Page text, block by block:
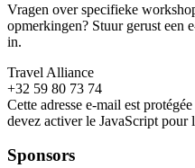
Vragen over specifieke
opmerkingen? Stuur gerust een
in.
Travel Alliance
+32 59 80 73 74
Cette adresse e-mail est
devez activer le JavaScript pour
Sponsors